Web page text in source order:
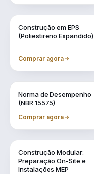
Construção em EPS
(Poliestireno Expandido)
Comprar agora
Norma de Desempenho
(NBR 15575)
Comprar agora
Construção Modular:
Preparação On-Site e
Instalações MEP